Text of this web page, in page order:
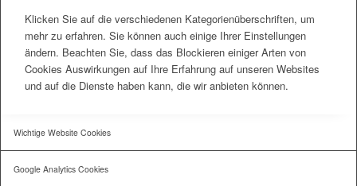
Klicken Sie auf die verschiedenen Kategorienüberschriften, um
mehr zu erfahren. Sie können auch einige Ihrer Einstellungen
ändern. Beachten Sie, dass das Blockieren einiger Arten von
Cookies Auswirkungen auf Ihre Erfahrung auf unseren Websites
und auf die Dienste haben kann, die wir anbieten können.
Wichtige Website Cookies
Google Analytics Cookies